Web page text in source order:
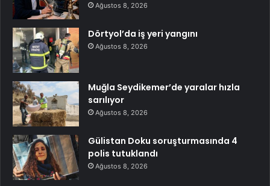
Ağustos 8, 2026
Dörtyol’da iş yeri yangını
Ağustos 8, 2026
Muğla Seydikemer’de yaralar hızla
sarılıyor
Ağustos 8, 2026
Gülistan Doku soruşturmasında 4
polis tutuklandı
Ağustos 8, 2026